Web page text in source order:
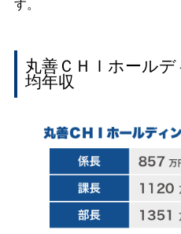
す。
丸善ＣＨＩホール
均年収